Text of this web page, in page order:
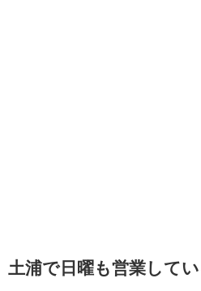
土浦で日曜も営業して